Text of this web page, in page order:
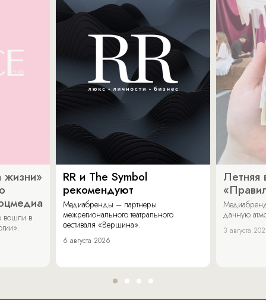
жизни»
вошли в
RR и The Symbol
рекомендуют
Медиабренды – партнеры
межрегионального театрального
фестиваля «Вершина».
6 августа 2026
Летняя
дачную
3 августа